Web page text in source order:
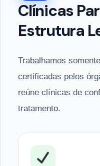
Clínicas
Estrutura
Trabalhamos
certificadas pelos
reúne clínicas de
tratamento.